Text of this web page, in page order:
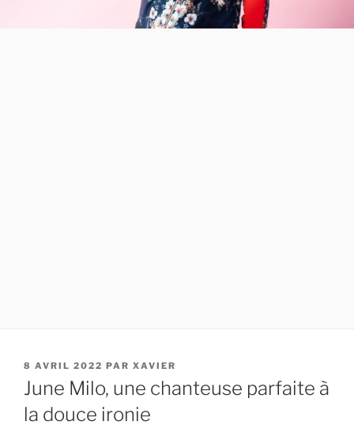
PUBLIÉ
LE
8 AVRIL 2022 PAR XAVIER
June Milo, une chanteuse parfaite à
la douce ironie